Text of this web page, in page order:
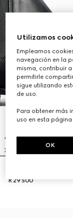
R 29 500
Utilizamos
Empleamos
navegación en la
misma, contribuir
permitirle
sigue utilizando
de uso.
Para obtener más
uso en esta
OK